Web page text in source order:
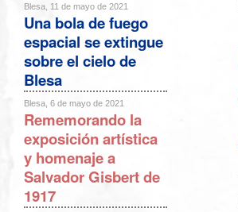
Blesa, 11 de mayo de 2021
Una bola de fuego
espacial se extingue
sobre el cielo de
Blesa
Blesa, 6 de mayo de 2021
Rememorando la
exposición artística
y homenaje a
Salvador Gisbert de
1917